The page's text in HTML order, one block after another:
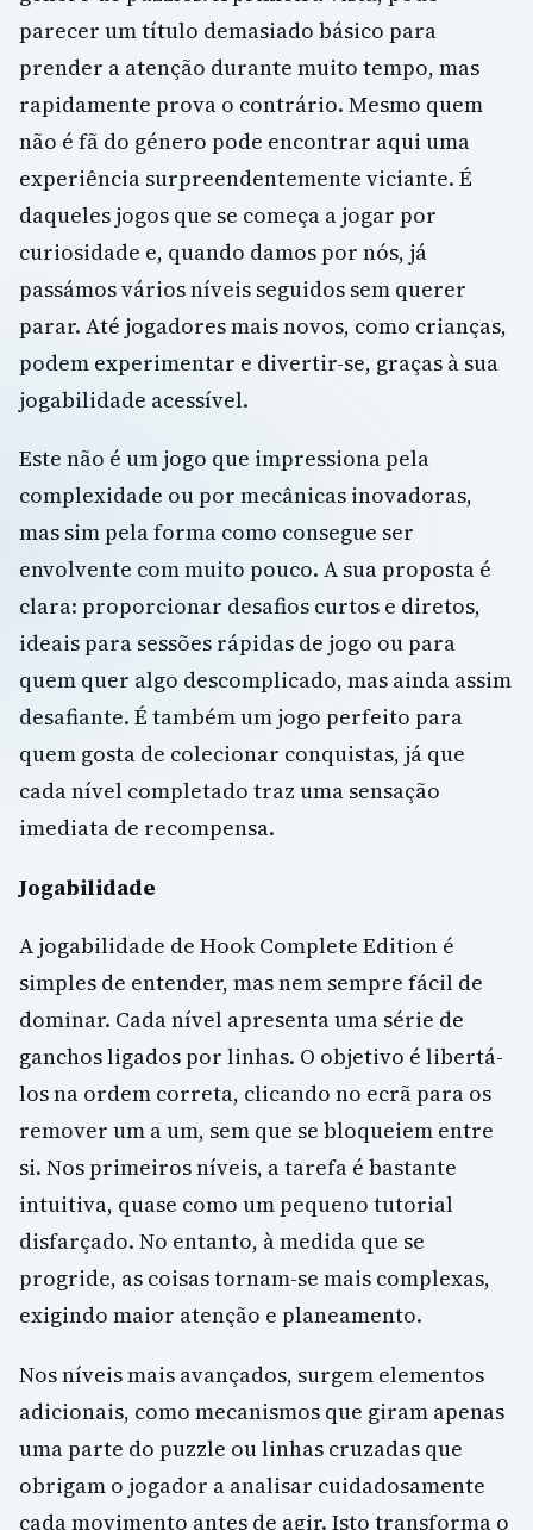
parecer um título demasiado básico para
prender a atenção durante muito tempo, mas
rapidamente prova o contrário. Mesmo quem
não é fã do género pode encontrar aqui uma
experiência surpreendentemente viciante. É
daqueles jogos que se começa a jogar por
curiosidade e, quando damos por nós, já
passámos vários níveis seguidos sem querer
parar. Até jogadores mais novos, como crianças,
podem experimentar e divertir-se, graças à sua
jogabilidade acessível.
Este não é um jogo que impressiona pela
complexidade ou por mecânicas inovadoras,
mas sim pela forma como consegue ser
envolvente com muito pouco. A sua proposta é
clara: proporcionar desafios curtos e diretos,
ideais para sessões rápidas de jogo ou para
quem quer algo descomplicado, mas ainda assim
desafiante. É também um jogo perfeito para
quem gosta de colecionar conquistas, já que
cada nível completado traz uma sensação
imediata de recompensa.
Jogabilidade
A jogabilidade de Hook Complete Edition é
simples de entender, mas nem sempre fácil de
dominar. Cada nível apresenta uma série de
ganchos ligados por linhas. O objetivo é libertá-
los na ordem correta, clicando no ecrã para os
remover um a um, sem que se bloqueiem entre
si. Nos primeiros níveis, a tarefa é bastante
intuitiva, quase como um pequeno tutorial
disfarçado. No entanto, à medida que se
progride, as coisas tornam-se mais complexas,
exigindo maior atenção e planeamento.
Nos níveis mais avançados, surgem elementos
adicionais, como mecanismos que giram apenas
uma parte do puzzle ou linhas cruzadas que
obrigam o jogador a analisar cuidadosamente
cada movimento antes de agir. Isto transforma o